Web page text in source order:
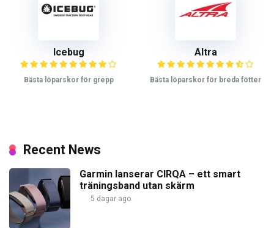
Icebug
Bästa löparskor för grepp
Altra
Bästa löparskor för breda fötter
Recent News
Garmin lanserar CIRQA – ett smart
träningsband utan skärm
5 dagar ago